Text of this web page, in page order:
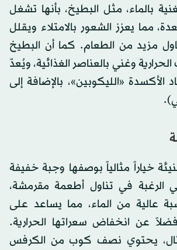
بالماء، مثل البطيخ، بأنها تشغل
مما يعزز الشعور بالامتلاء ويقلل
مزيد من الطعام. كما أن البطيخ
وغني بالعناصر الغذائية، ويُعدّ
الأكسدة «الليكوبين»، بالإضافة إلى
خياراً مثالياً بوصفها وجبة خفيفة
الرغبة في تناول أطعمة مقرمشة،
عالية من الماء، مما يساعد على
عن انخفاض سعراتها الحرارية.
يحتوي نصف كوب من الكرفس